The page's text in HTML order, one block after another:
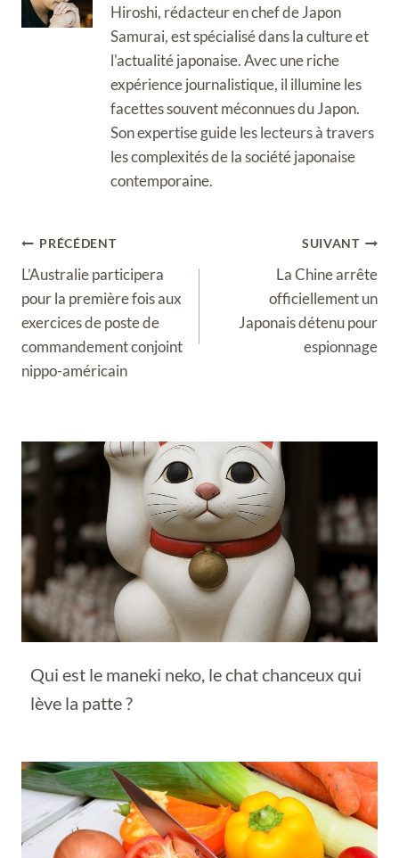
Hiroshi, rédacteur en chef de Japon
Samurai, est spécialisé dans la culture et
l'actualité japonaise. Avec une riche
expérience journalistique, il illumine les
facettes souvent méconnues du Japon.
Son expertise guide les lecteurs à travers
les complexités de la société japonaise
contemporaine.
Navigation
de
l’article
PRÉCÉDENT
L’Australie participera
pour la première fois aux
exercices de poste de
commandement conjoint
nippo-américain
SUIVANT
La Chine arrête
officiellement un
Japonais détenu pour
espionnage
Qui est le maneki neko, le chat chanceux qui
lève la patte ?